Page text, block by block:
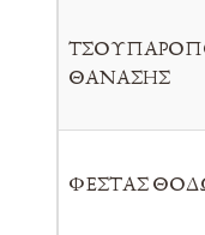
ΘΑΝΑΣΗΣ
ΦΕΣΤΑΣ